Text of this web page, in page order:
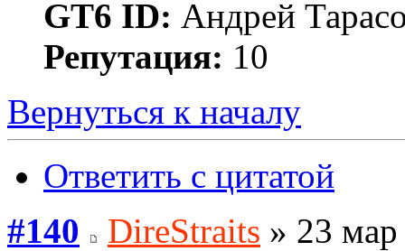
GT6 ID: Андрей
Репутация: 10
Вернуться к началу
Ответить с цитатой
#140
DireStraits » 23